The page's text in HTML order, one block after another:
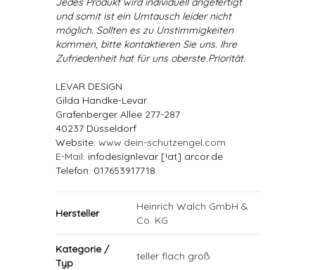
und somit ist ein Umtausch leider nicht
möglich. Sollten es zu Unstimmigkeiten
kommen, bitte kontaktieren Sie uns. Ihre
Zufriedenheit hat für uns oberste Priorität.
LEVAR DESIGN
Gilda Handke-Levar
Grafenberger Allee 277-287
40237 Düsseldorf
Website: www.dein-schutzengel.com
E-Mail: infodesignlevar [!at] arcor.de
Telefon: 017653917718
Hersteller
Heinrich Walch GmbH &
Co. KG
Kategorie /
Typ
teller flach groß